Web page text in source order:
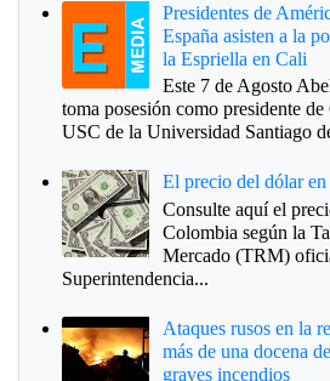
Presidentes de
España asisten a la
la Espriella en Cali
Este 7 de Agosto
toma posesión como presidente
USC de la Universidad Santiago
El precio del dólar
Consulte aquí el
Colombia según la
Mercado (TRM)
Superintendencia...
Ataques rusos en la
más de una docena
graves incendios